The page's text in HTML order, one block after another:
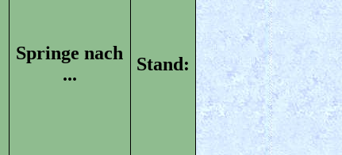
Springe nach
...
Stand: